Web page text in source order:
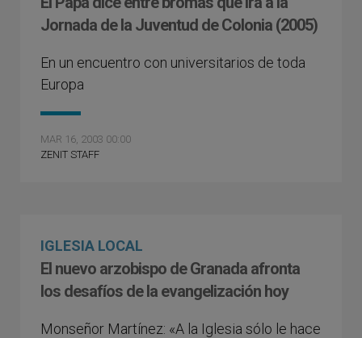
Jornada de la Juventud de Colonia (2005)
En un encuentro con universitarios de toda
Europa
MAR 16, 2003 00:00
ZENIT STAFF
IGLESIA LOCAL
El nuevo arzobispo de Granada afronta
los desafíos de la evangelización hoy
Monseñor Martínez: «A la Iglesia sólo le hace